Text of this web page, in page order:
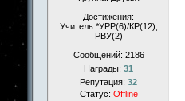
Достижения:
Учитель *УРР(6)/КР(12),
РВУ(2)
Сообщений: 2186
Награды: 31
Репутация: 32
Статус: Offline